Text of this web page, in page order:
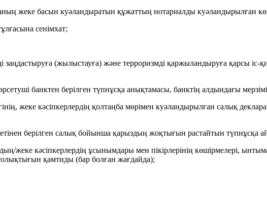
жеке басын куәландыратын құжаттың нотариалды куәландырылған
сенімхат;
(жылыстауға) және терроризмді қаржыландыруға қарсы іс-
банктен берілген түпнұсқа анықтамасы, банктің алдындағы
жеке кәсіпкерлердің қолтаңба мөрімен куәландырылған салық
берілген салық бойынша қарыздың жоқтығын растайтын түпнұсқа
жеке кәсіпкерлердің ұсынымдары мен пікірлерінің көшірмелері,
қамтиды (бар болған жағдайда);